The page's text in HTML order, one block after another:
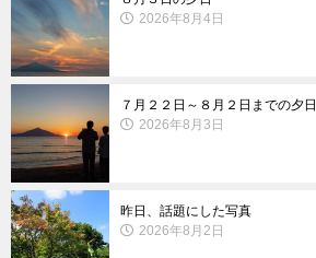
2026年8月4日
７月２２日～８月２日までの夕日
2026年8月3日
昨日、話題にした写真
2026年8月2日